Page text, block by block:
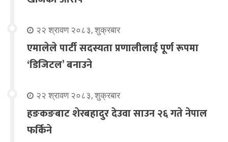
२२ श्रावण २०८३, शुक्रबार
एमालेले पार्टी सदस्यता प्रणालीलाई पूर्ण रूपमा
‘डिजिटल’ बनाउने
२२ श्रावण २०८३, शुक्रबार
हङकङबाट शेरबहादुर देउवा साउन २६ गते नेपाल
फर्किने